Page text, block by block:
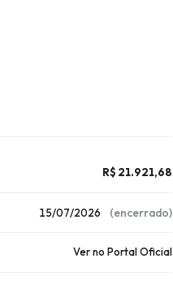
R$ 21.921,68
15/07/2026 (encerrado)
Ver no Portal Oficial